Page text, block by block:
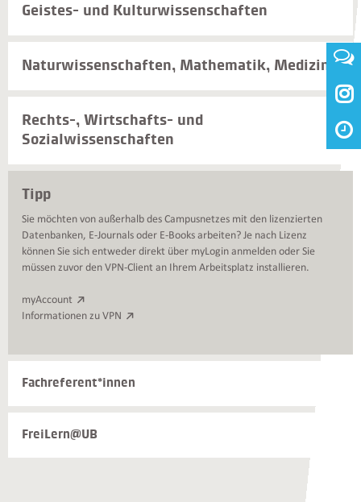
Geistes- und Kulturwissenschaften
Naturwissenschaften, Mathematik, Medizin
Rechts-, Wirtschafts- und
Sozialwissenschaften
Tipp
Sie möchten von außerhalb des Campusnetzes mit den lizenzierten
Datenbanken, E-Journals oder E-Books arbeiten? Je nach Lizenz
können Sie sich entweder direkt über myLogin anmelden oder Sie
müssen zuvor den VPN-Client an Ihrem Arbeitsplatz installieren.
myAccount
Informationen zu VPN
Informationen
Kontakte
Fachreferent*innen
FreiLern@UB
